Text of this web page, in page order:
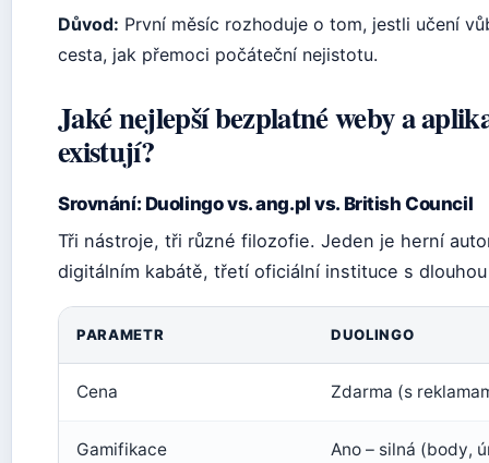
Důvod: První měsíc rozhoduje o tom, jestli učení
cesta, jak přemoci počáteční nejistotu.
Jaké nejlepší bezplatné weby a
existují?
Srovnání: Duolingo vs. ang.pl vs. British Council
Tři nástroje, tři různé filozofie. Jeden je herní
digitálním kabátě, třetí oficiální instituce s
PARAMETR DUOLINGO
Cena Zdarma (s
Gamifikace Ano – silná (body,